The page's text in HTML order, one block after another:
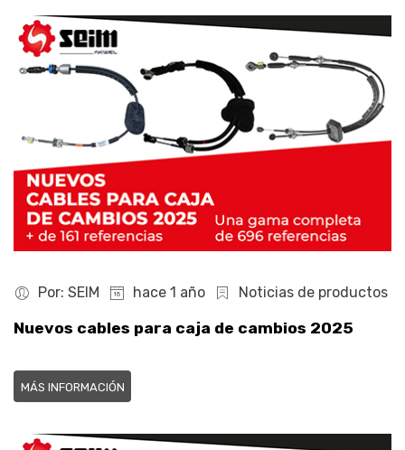
Por: SEIM hace 1 año Noticias de productos
Nuevos cables para caja de cambios 2025
MÁS INFORMACIÓN